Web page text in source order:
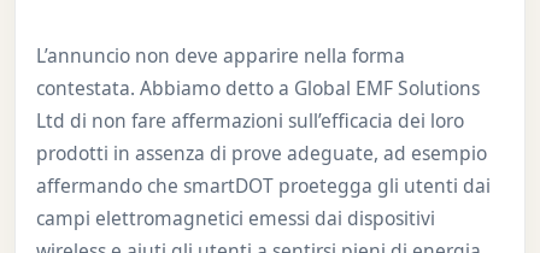
L’annuncio non deve apparire nella forma
contestata. Abbiamo detto a Global EMF Solutions
Ltd di non fare affermazioni sull’efficacia dei loro
prodotti in assenza di prove adeguate, ad esempio
affermando che smartDOT proetegga gli utenti dai
campi elettromagnetici emessi dai dispositivi